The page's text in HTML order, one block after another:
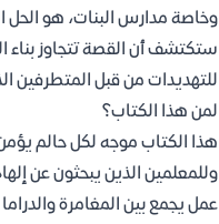
وخاصة مدارس البنات، هو الحل
ستكتشف أن القصة تتجاوز بناء
للتهديدات من قبل المتطرفين
لمن هذا الكتاب؟
هذا الكتاب موجه لكل حالم يؤمن
وللمعلمين الذين يبحثون عن
عمل يجمع بين المغامرة